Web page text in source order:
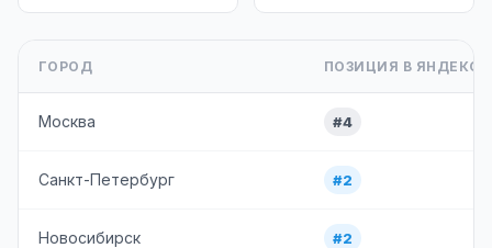
ГОРОД ПОЗИЦИЯ В ЯНДЕКСЕ
Москва #4
Санкт-Петербург #2
Новосибирск #2